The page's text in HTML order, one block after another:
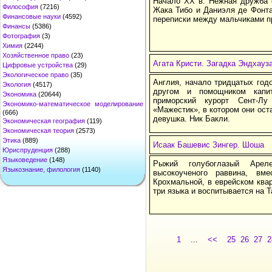
Философия (7216)
Финансовые науки (4592)
Финансы (5386)
Фотография (3)
Химия (2244)
Хозяйственное право (23)
Цифровые устройства (29)
Экологическое право (35)
Экология (4517)
Экономика (20644)
Экономико-математическое моделирование
(666)
Экономическая география (119)
Экономическая теория (2573)
Этика (889)
Юриспруденция (288)
Языковедение (148)
Языкознание, филология (1140)
Жака Тибо и Даниэля де
переписки между мальчиками
Агата Кристи. Загадка
Англия, начало тридцатых
другом и помощником
приморский курорт Сент-
«Мажестик», в котором они
девушка. Ник Бакли.
Исаак Башевис Зингер. Шоша
Рыжий голубоглазый
высокоученого раввина,
Крохмальной, в еврейском
три языка и воспитывается на
1... << 25 26 27